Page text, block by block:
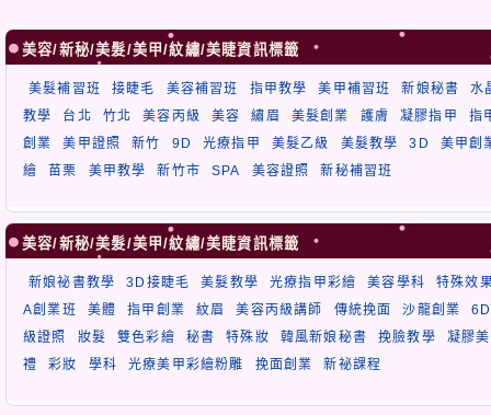
美容/新秘/美髮/美甲/紋繡/美睫資訊標籤
美髮補習班 接睫毛 美容補習班 指甲教學 美甲補習班 新娘秘書
水
教學
台北 竹北 美容丙級 美容 繡眉 美髮創業 護膚 凝膠指甲
指
創業
美甲證照 新竹 9D 光療指甲 美髮乙級 美髮教學 3D
美甲創
繪
苗栗 美甲教學 新竹市 SPA 美容證照 新秘補習班
美容/新秘/美髮/美甲/紋繡/美睫資訊標籤
新娘祕書教學 3D接睫毛 美髮教學 光療指甲彩繪 美容學科
特殊效
A創業班
美體 指甲創業 紋眉 美容丙級講師 傳統挽面 沙龍創業
級證照
妝髮 雙色彩繪 秘書 特殊妝 韓風新娘秘書 挽臉教學
凝膠
禮
彩妝 學科 光療美甲彩繪粉雕 挽面創業 新祕課程